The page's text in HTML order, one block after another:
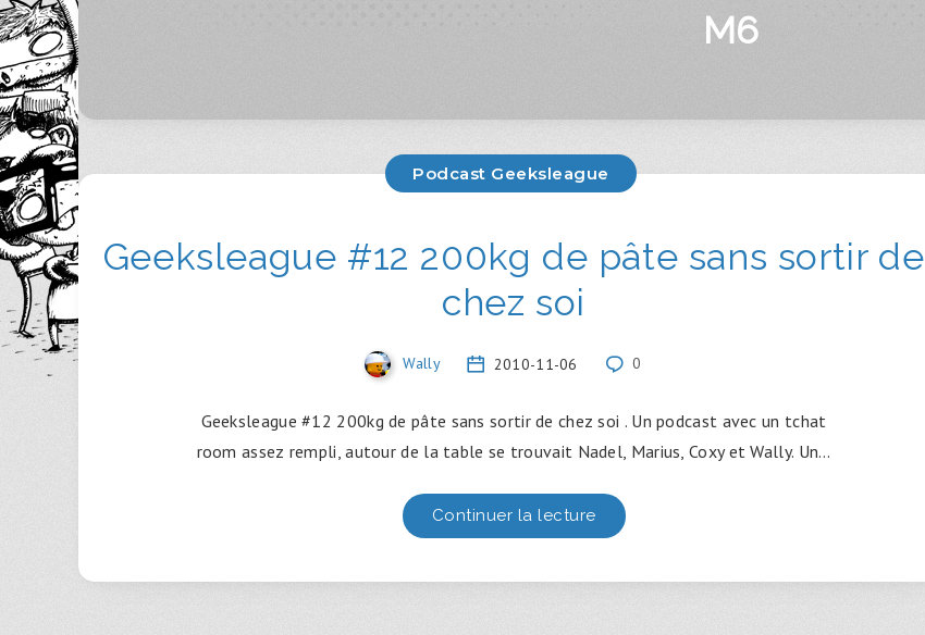
M6
Podcast Geeksleague
Geeksleague #12 200kg de pâte sans sortir de
chez soi
Wally 2010-11-06 0
Geeksleague #12 200kg de pâte sans sortir de chez soi . Un podcast avec un tchat
room assez rempli, autour de la table se trouvait Nadel, Marius, Coxy et Wally. Un…
Continuer la lecture